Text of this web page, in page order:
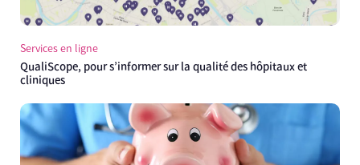
Services en ligne
QualiScope, pour s’informer sur la qualité des hôpitaux et
cliniques